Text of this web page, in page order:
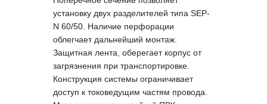
установку двух разделителей типа SEP-
N 60/50. Наличие перфорации
облегчает дальнейший монтаж.
Защитная лента, оберегает корпус от
загрязнения при транспортировке.
Конструкция системы ограничивает
доступ к токоведущим частям провода.